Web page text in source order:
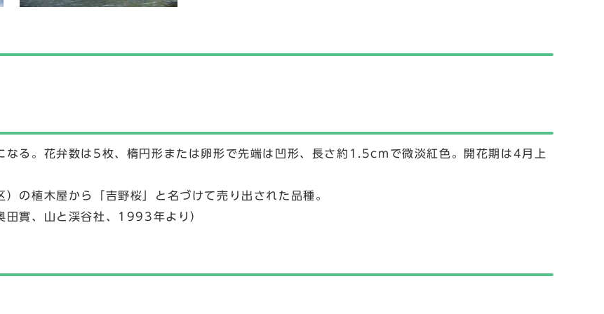
なる。花弁数は5枚、楕円形または卵形で先端は凹形、長さ約1.5cmで微淡紅色。開花期は4月上
の植木屋から「吉野桜」と名づけて売り出された品種。
實、山と渓谷社、1993年より）